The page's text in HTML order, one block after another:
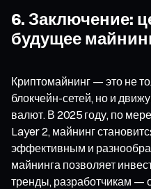
6. Заключение:
будущее
Криптомайнинг — это не
блокчейн-сетей, но и
валют. В 2025 году, по
Layer 2, майнинг
эффективным и
майнинга позволяет
тренды, разработчикам —